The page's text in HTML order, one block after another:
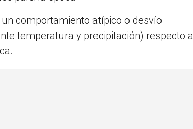
comportamiento atípico o desvío
temperatura y precipitación) respecto a